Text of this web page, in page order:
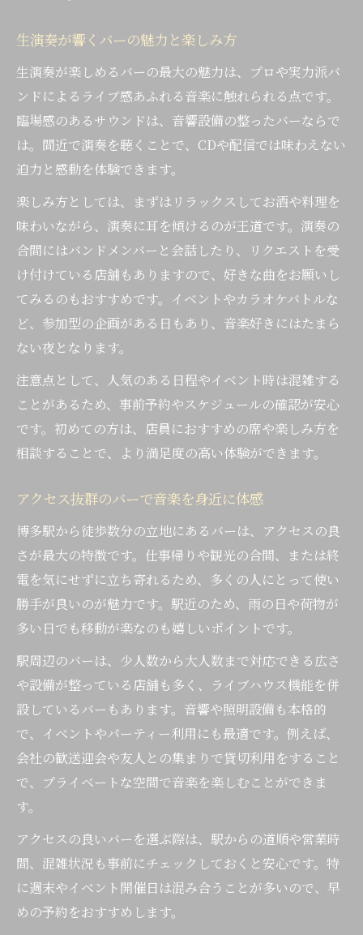
貸切可能なバーでイベントを盛り上げる方
法
バーで楽しむ音楽イベントの魅力とは
二次会利用におすすめの音楽バーの特徴
バーのイベント情報を活用した夜の過ごし
方
カラオケや貸切もできるバー活用法
カラオケバーで音楽体験をもっと楽しもう
貸切対応バーの選び方と利用シーン
バーで叶えるプライベートなパーティー術
音楽好きに人気のカラオケバー活用法
貸切バーで自由に楽しむ夜のエンタメ
生演奏が響くバーの魅力と楽しみ方
生演奏が楽しめるバーの最大の魅力は、プロや実力派バ
ンドによるライブ感あふれる音楽に触れられる点です。
臨場感のあるサウンドは、音響設備の整ったバーならで
は。間近で演奏を聴くことで、CDや配信では味わえない
迫力と感動を体験できます。
楽しみ方としては、まずはリラックスしてお酒や料理を
味わいながら、演奏に耳を傾けるのが王道です。演奏の
合間にはバンドメンバーと会話したり、リクエストを受
け付けている店舗もありますので、好きな曲をお願いし
てみるのもおすすめです。イベントやカラオケバトルな
ど、参加型の企画がある日もあり、音楽好きにはたまら
ない夜となります。
注意点として、人気のある日程やイベント時は混雑する
ことがあるため、事前予約やスケジュールの確認が安心
です。初めての方は、店員におすすめの席や楽しみ方を
相談することで、より満足度の高い体験ができます。
アクセス抜群のバーで音楽を身近に体感
博多駅から徒歩数分の立地にあるバーは、アクセスの良
さが最大の特徴です。仕事帰りや観光の合間、または終
電を気にせずに立ち寄れるため、多くの人にとって使い
勝手が良いのが魅力です。駅近のため、雨の日や荷物が
多い日でも移動が楽なのも嬉しいポイントです。
駅周辺のバーは、少人数から大人数まで対応できる広さ
や設備が整っている店舗も多く、ライブハウス機能を併
設しているバーもあります。音響や照明設備も本格的
で、イベントやパーティー利用にも最適です。例えば、
会社の歓送迎会や友人との集まりで貸切利用をすること
で、プライベートな空間で音楽を楽しむことができま
す。
アクセスの良いバーを選ぶ際は、駅からの道順や営業時
間、混雑状況も事前にチェックしておくと安心です。特
に週末やイベント開催日は混み合うことが多いので、早
めの予約をおすすめします。